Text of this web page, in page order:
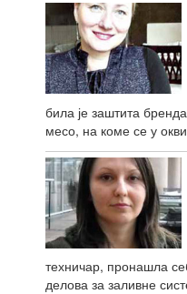
била је заштита
месо, на коме се у
техничар, пронашла
делова за заливне